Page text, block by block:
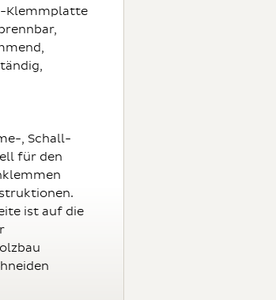
Klemmplatte
, Schall-
für den
ist auf die